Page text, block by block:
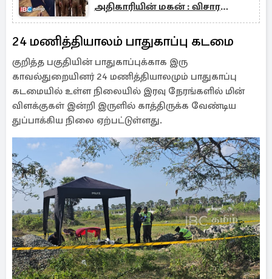
அதிகாரியின் மகன் : விசாரணை
ஆரம்பம்
24 மணித்தியாலம் பாதுகாப்பு கடமை
குறித்த பகுதியின் பாதுகாப்புக்காக இரு
காவல்துறையினர் 24 மணித்தியாலமும் பாதுகாப்பு
கடமையில் உள்ள நிலையில் இரவு நேரங்களில் மின்
விளக்குகள் இன்றி இருளில் காத்திருக்க வேண்டிய
துப்பாக்கிய நிலை ஏற்பட்டுள்ளது.